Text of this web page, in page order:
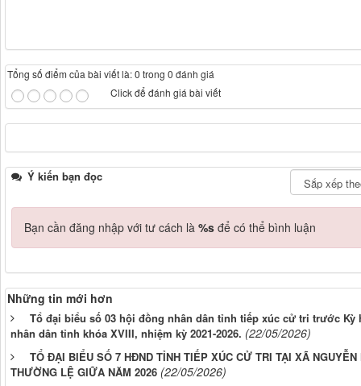
Tổng số điểm của bài viết là: 0 trong 0 đánh giá
Click để đánh giá bài viết
Ý kiến bạn đọc
Bạn cần đăng nhập với tư cách là %s để có thể bình luận
Những tin mới hơn
Tổ đại biểu số 03 hội đồng nhân dân tỉnh tiếp xúc cử tri trước
nhân dân tỉnh khóa XVIII, nhiệm kỳ 2021-2026. (22/05/2026)
TỔ ĐẠI BIỂU SỐ 7 HĐND TỈNH TIẾP XÚC CỬ TRI TẠI XÃ
THƯỜNG LỆ GIỮA NĂM 2026 (22/05/2026)